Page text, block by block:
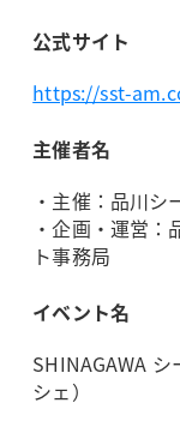
公式サイト
https://sst-
主催者名
・主催：品川シ
・企画・運営
ト事務局
イベント名
SHINAGAWA
シェ）